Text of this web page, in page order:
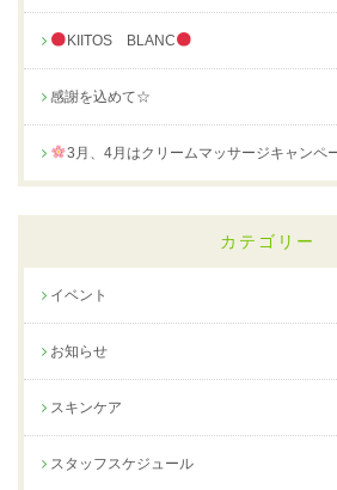
KIITOS BLANC
感謝を込めて☆
3月、4月はクリームマッサージキャンペ
カテゴリー
イベント
お知らせ
スキンケア
スタッフスケジュール